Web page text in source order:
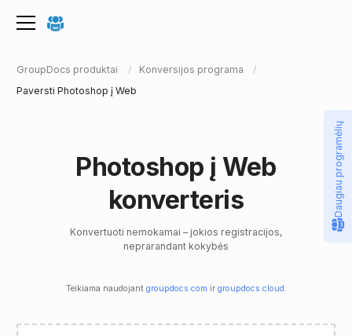
GroupDocs produktai
Konversijos programa
Paversti Photoshop į Web
Photoshop į Web
konverteris
Konvertuoti nemokamai – jokios registracijos,
neprarandant kokybės
Teikiama naudojant groupdocs.com ir groupdocs.cloud .
Daugiau programėlių